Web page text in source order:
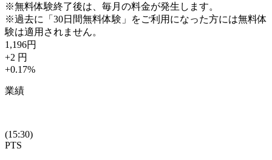
※無料体験終了後は、毎月の料金が発生します。
※過去に「30日間無料体験」をご利用になった方には無料体
験は適用されません。
1,196円
+2 円
+0.17%
業績
(15:30)
PTS